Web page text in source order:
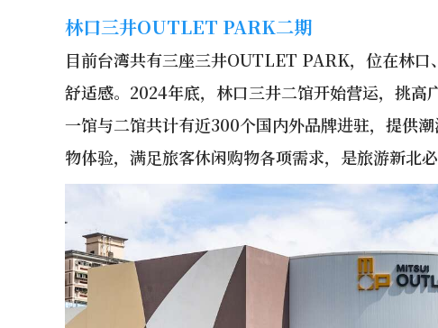
林口三井OUTLET PARK二期
目前台湾共有三座三井OUTLET PARK，位在林
舒适感。2024年底，林口三井二馆开始营运，挑高
一馆与二馆共计有近300个国内外品牌进驻，提供
物体验，满足旅客休闲购物各项需求，是旅游新北必